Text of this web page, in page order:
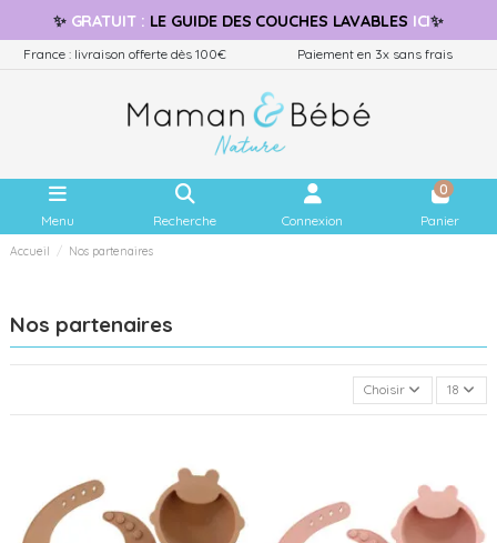
✨ GRATUIT: LE GUIDE DES COUCHES LAVABLES ICI✨
France : livraison offerte dès 100€ Paiement en 3x sans frais
Menu Recherche Connexion
0
Panier
Accueil Nos partenaires
Nos partenaires
Choisir 18